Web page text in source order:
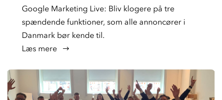
Google Marketing Live: Bliv klogere på tre
spændende funktioner, som alle annoncører i
Danmark bør kende til.
læs mere